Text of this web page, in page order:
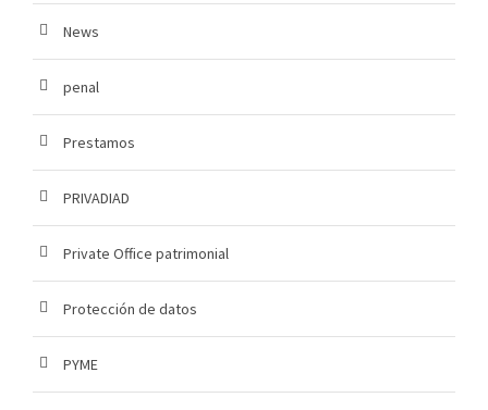
News
penal
Prestamos
PRIVADIAD
Private Office patrimonial
Protección de datos
PYME